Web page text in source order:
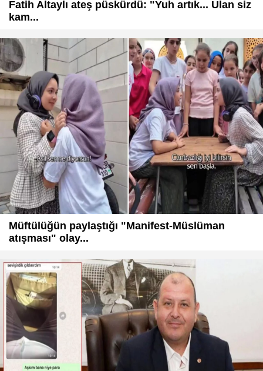
Fatih Altaylı ateş püskürdü: "Yuh artık... Ulan siz
kam...
Müftülüğün paylaştığı "Manifest-Müslüman
atışması" olay...